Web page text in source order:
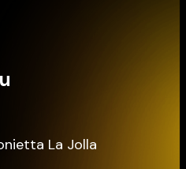
La Jolla